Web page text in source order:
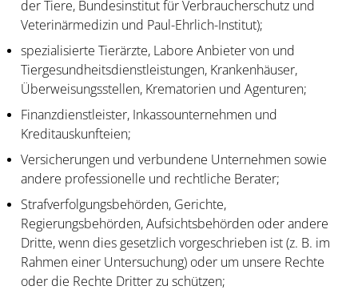
der Tiere, Bundesinstitut für Verbraucherschutz und
Veterinärmedizin und Paul-Ehrlich-Institut);
spezialisierte Tierärzte, Labore Anbieter von und
Tiergesundheitsdienstleistungen, Krankenhäuser,
Überweisungsstellen, Krematorien und Agenturen;
Finanzdienstleister, Inkassounternehmen und
Kreditauskunfteien;
Versicherungen und verbundene Unternehmen sowie
andere professionelle und rechtliche Berater;
Strafverfolgungsbehörden, Gerichte,
Regierungsbehörden, Aufsichtsbehörden oder andere
Dritte, wenn dies gesetzlich vorgeschrieben ist (z. B. im
Rahmen einer Untersuchung) oder um unsere Rechte
oder die Rechte Dritter zu schützen;